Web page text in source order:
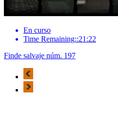
En curso
Time Remaining::21:22
Finde salvaje núm. 197